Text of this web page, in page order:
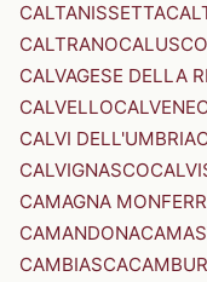
CALTANISSETTA
CALTRANO
CALVAGESE DELLA
CALVELLOCALVENE
CALVI DELL'UMBRIA
CALVIGNASCO
CAMAGNA
CAMANDONA
CAMBIASCA